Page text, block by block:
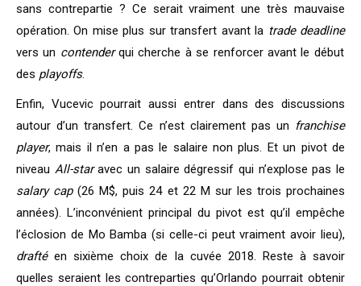
sans contrepartie ? Ce serait vraiment une très mauvaise
opération. On mise plus sur transfert avant la trade deadline
vers un contenderqui cherche à se renforcer avant le début
des playoffs.
Enfin, Vucevic pourrait aussi entrer dans des discussions
autour d’un transfert. Ce n’est clairement pas un franchise
player, mais il n’en a pas le salaire non plus. Et un pivot de
niveau All-staravec un salaire dégressif qui n’explose pas le
salary cap(26 M$, puis 24 et 22 M sur les trois prochaines
années). L’inconvénient principal du pivot est qu’il empêche
l’éclosion de Mo Bamba (si celle-ci peut vraiment avoir lieu),
draftéen sixième choix de la cuvée 2018. Reste à savoir
quelles seraient les contreparties qu’Orlando pourrait obtenir